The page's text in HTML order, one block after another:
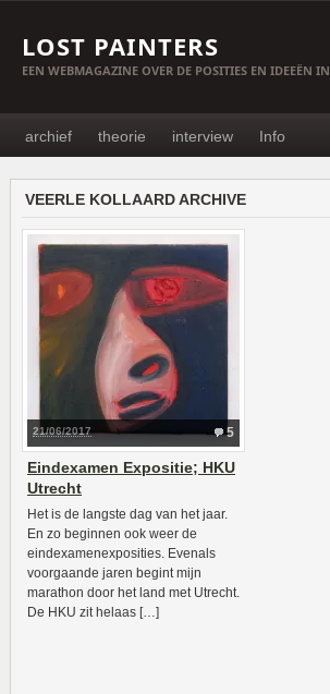
LOST PAINTERS
EEN WEBMAGAZINE OVER DE POSITIES EN IDEEËN
archief theorie interview Info
VEERLE KOLLAARD ARCHIVE
5
21/06/2017
Eindexamen Expositie; HKU
Utrecht
Het is de langste dag van het jaar.
En zo beginnen ook weer de
eindexamenexposities. Evenals
voorgaande jaren begint mijn
marathon door het land met Utrecht.
De HKU zit helaas […]